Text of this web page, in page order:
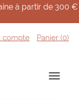
à partir de 300 €
compte Panier (0)